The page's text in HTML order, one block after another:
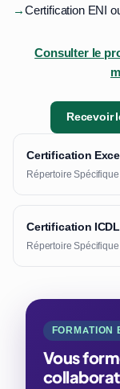
→Certification ENI
Consulter le
Recevoir
Certification
Répertoire
Certification
Répertoire
FORMATION
Vous